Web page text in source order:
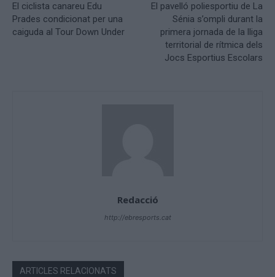
El ciclista canareu Edu
Prades condicionat per una
caiguda al Tour Down Under
El pavelló poliesportiu de La
Sénia s’ompli durant la
primera jornada de la lliga
territorial de rítmica dels
Jocs Esportius Escolars
Redacció
http://ebresports.cat
ARTICLES RELACIONATS